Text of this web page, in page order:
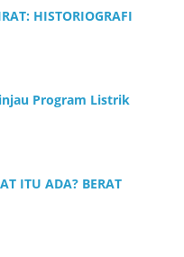
HISTORIOGRAFI
Program Listrik
ITU ADA? BERAT